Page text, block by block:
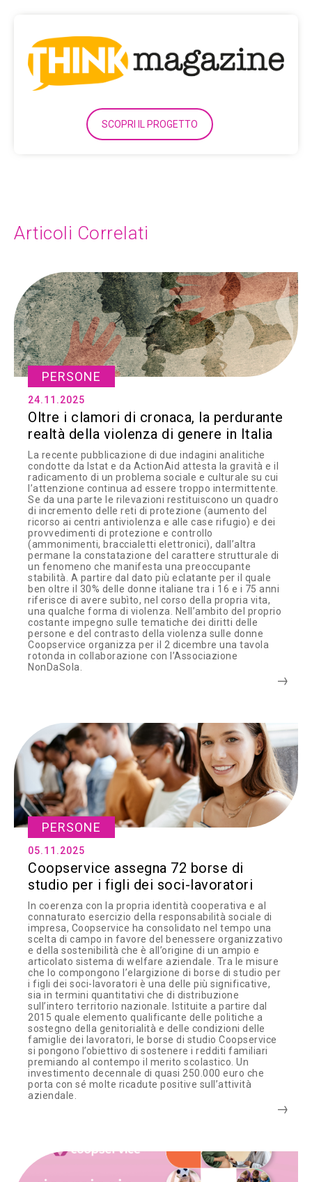
SCOPRI IL PROGETTO
Articoli Correlati
PERSONE
24.11.2025
Oltre i clamori di cronaca, la perdurante
realtà della violenza di genere in Italia
La recente pubblicazione di due indagini analitiche
condotte da Istat e da ActionAid attesta la gravità e il
radicamento di un problema sociale e culturale su cui
l’attenzione continua ad essere troppo intermittente.
Se da una parte le rilevazioni restituiscono un quadro
di incremento delle reti di protezione (aumento del
ricorso ai centri antiviolenza e alle case rifugio) e dei
provvedimenti di protezione e controllo
(ammonimenti, braccialetti elettronici), dall’altra
permane la constatazione del carattere strutturale di
un fenomeno che manifesta una preoccupante
stabilità. A partire dal dato più eclatante per il quale
ben oltre il 30% delle donne italiane tra i 16 e i 75 anni
riferisce di avere subìto, nel corso della propria vita,
una qualche forma di violenza. Nell’ambito del proprio
costante impegno sulle tematiche dei diritti delle
persone e del contrasto della violenza sulle donne
Coopservice organizza per il 2 dicembre una tavola
rotonda in collaborazione con l’Associazione
NonDaSola.
PERSONE
05.11.2025
Coopservice assegna 72 borse di
studio per i figli dei soci-lavoratori
In coerenza con la propria identità cooperativa e al
connaturato esercizio della responsabilità sociale di
impresa, Coopservice ha consolidato nel tempo una
scelta di campo in favore del benessere organizzativo
e della sostenibilità che è all’origine di un ampio e
articolato sistema di welfare aziendale. Tra le misure
che lo compongono l’elargizione di borse di studio per
i figli dei soci-lavoratori è una delle più significative,
sia in termini quantitativi che di distribuzione
sull’intero territorio nazionale. Istituite a partire dal
2015 quale elemento qualificante delle politiche a
sostegno della genitorialità e delle condizioni delle
famiglie dei lavoratori, le borse di studio Coopservice
si pongono l’obiettivo di sostenere i redditi familiari
premiando al contempo il merito scolastico. Un
investimento decennale di quasi 250.000 euro che
porta con sé molte ricadute positive sull’attività
aziendale.